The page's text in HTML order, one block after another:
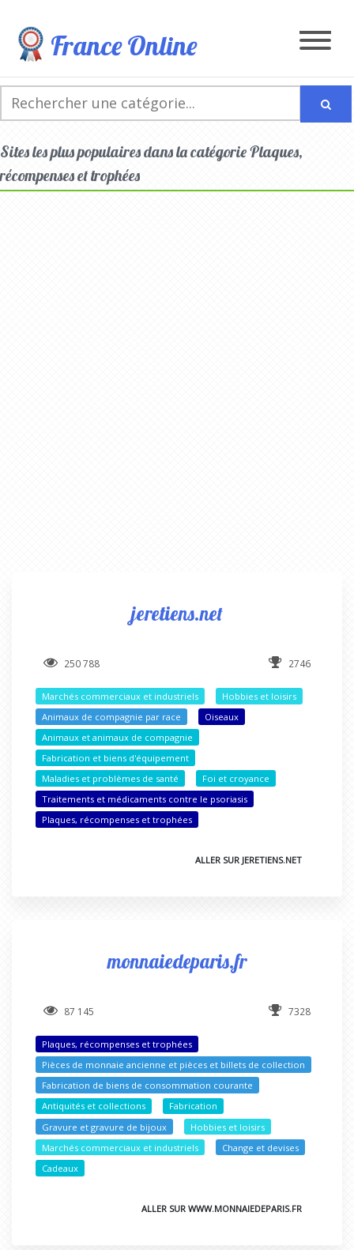
France Online
Sites les plus populaires dans la catégorie Plaques,
récompenses et trophées
jeretiens.net
250 788 2746
Marchés commerciaux et industriels
Hobbies et loisirs
Animaux de compagnie par race
Oiseaux
Animaux et animaux de compagnie
Fabrication et biens d'équipement
Maladies et problèmes de santé
Foi et croyance
Traitements et médicaments contre le psoriasis
Plaques, récompenses et trophées
ALLER SUR JERETIENS.NET
monnaiedeparis.fr
87 145 7328
Plaques, récompenses et trophées
Pièces de monnaie ancienne et pièces et billets de collection
Fabrication de biens de consommation courante
Antiquités et collections
Fabrication
Gravure et gravure de bijoux
Hobbies et loisirs
Marchés commerciaux et industriels
Change et devises
Cadeaux
ALLER SUR WWW.MONNAIEDEPARIS.FR